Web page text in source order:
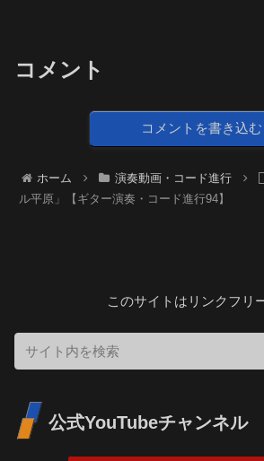
コメント
コメントを書き込む
ホーム 演奏動画・コード進行
ル平原」【ギター演奏・コード進行94】
このサイトはリンクフリ
公式YouTubeチャンネル